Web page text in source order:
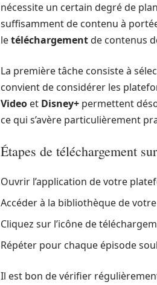
nécessite un certain degré de
suffisamment de contenu à
letéléchargementde contenus
La première tâche consiste à
convient de considérer les
Video et Disney+ permettent
ce qui s’avère particulièrement
Étapes de téléchargement
Ouvrir l’application de votre
Accéder à la bibliothèque de
Cliquez sur l’icône de
Répéter pour chaque épisode
Il est bon de vérifier